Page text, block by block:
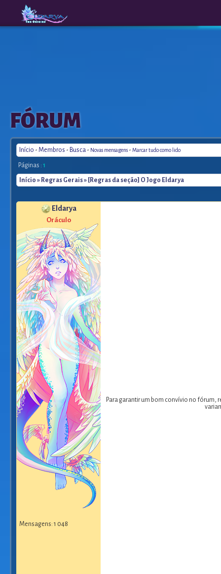
The
Origins
FÓRUM
Início - Membros - Busca - Novas mensagens - Marcar tudo como lido
Páginas : 1
Início » Regras Gerais» [Regras da seção] O Jogo Eldarya
Eldarya
Oráculo
Mensagens: 1 048
Para garantir um bom convívio no fórum,